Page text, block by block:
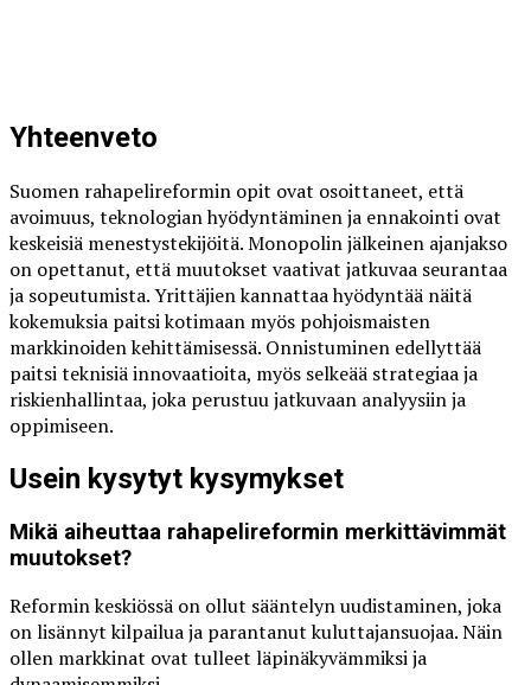
Yhteenveto
Suomen rahapelireformin opit ovat osoittaneet, että
avoimuus, teknologian hyödyntäminen ja ennakointi ovat
keskeisiä menestystekijöitä. Monopolin jälkeinen ajanjakso
on opettanut, että muutokset vaativat jatkuvaa seurantaa
ja sopeutumista. Yrittäjien kannattaa hyödyntää näitä
kokemuksia paitsi kotimaan myös pohjoismaisten
markkinoiden kehittämisessä. Onnistuminen edellyttää
paitsi teknisiä innovaatioita, myös selkeää strategiaa ja
riskienhallintaa, joka perustuu jatkuvaan analyysiin ja
oppimiseen.
Usein kysytyt kysymykset
Mikä aiheuttaa rahapelireformin merkittävimmät
muutokset?
Reformin keskiössä on ollut sääntelyn uudistaminen, joka
on lisännyt kilpailua ja parantanut kuluttajansuojaa. Näin
ollen markkinat ovat tulleet läpinäkyvämmiksi ja